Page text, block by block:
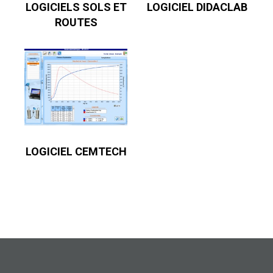
LOGICIELS SOLS ET
ROUTES
LOGICIEL DIDACLAB
LOGICIEL CEMTECH